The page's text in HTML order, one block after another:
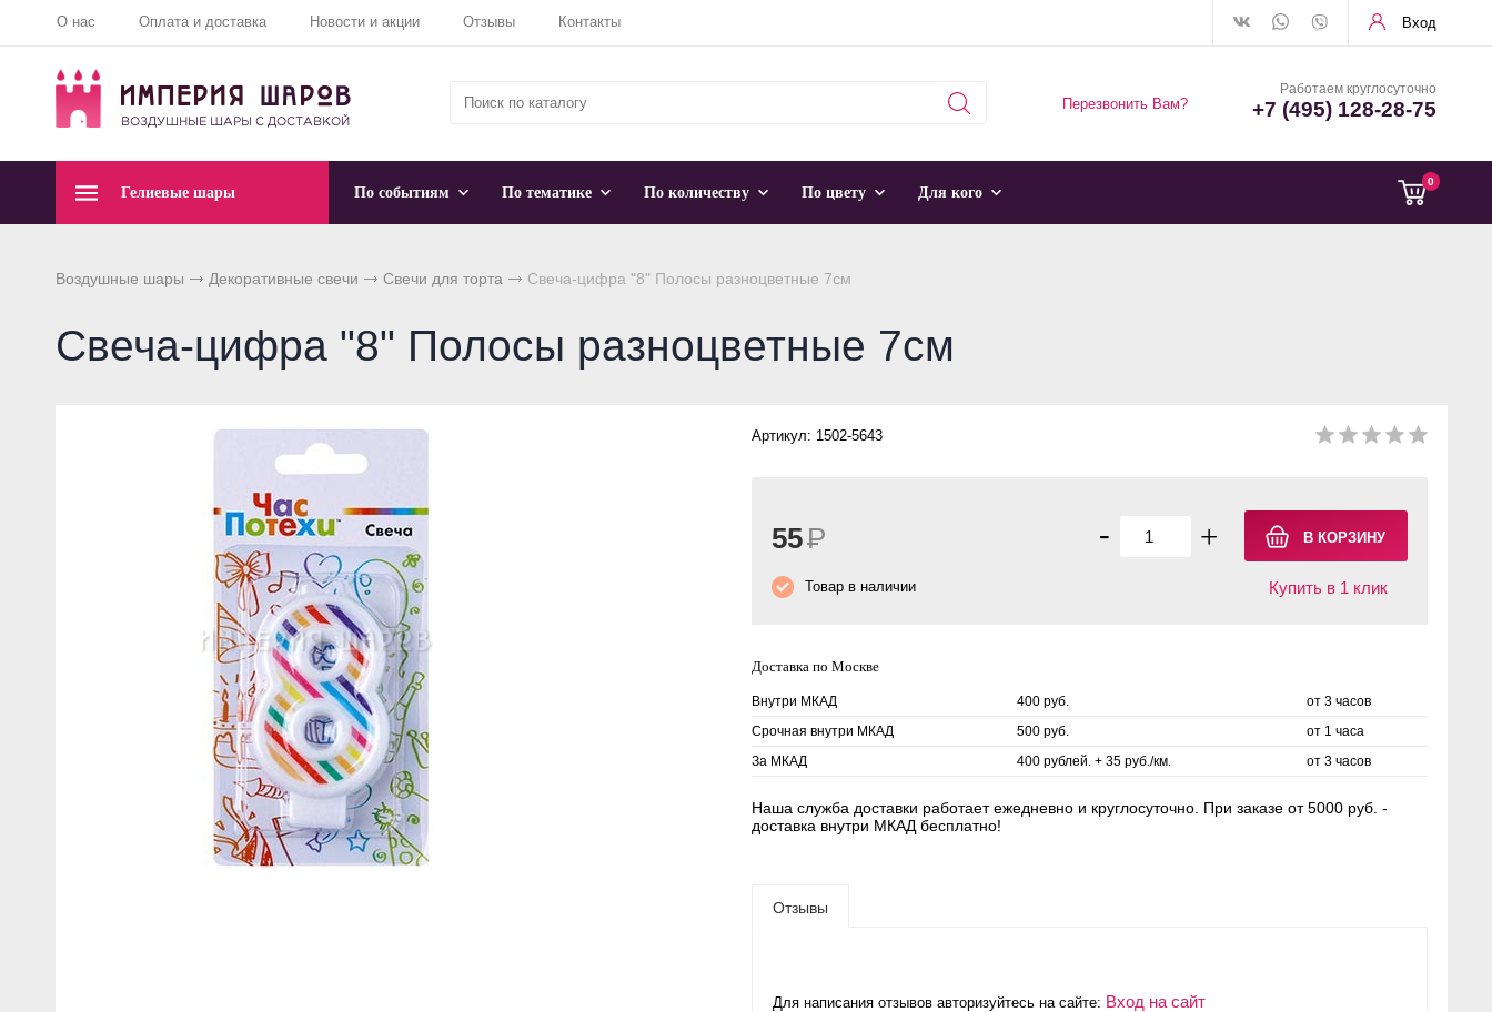
О нас Оплата и доставка Новости и акции Отзывы Контакты Вход
Перезвонить Вам?
Работаем круглосуточно
+7 (495) 128-28-75
0
Гелиевые шары По событиям По тематике По количеству По цвету Для кого
Воздушные шары Декоративные свечи Свечи для торта Свеча-цифра "8" Полосы разноцветные 7см
Свеча-цифра "8" Полосы разноцветные 7см
Артикул: 1502-5643
- +
Купить в 1 клик
55Р
Товар в наличии
Доставка по Москве
Внутри МКАД 400 руб.
от 3 часов
Срочная внутри МКАД
500 руб.
от 1 часа
За МКАД
400 рублей. + 35 руб./км. от 3 часов
Наша служба доставки работает ежедневно и круглосуточно. При заказе от 5000 руб. -
доставка внутри МКАД бесплатно!
Отзывы
Для написания отзывов авторизуйтесь на сайте: Вход на сайт